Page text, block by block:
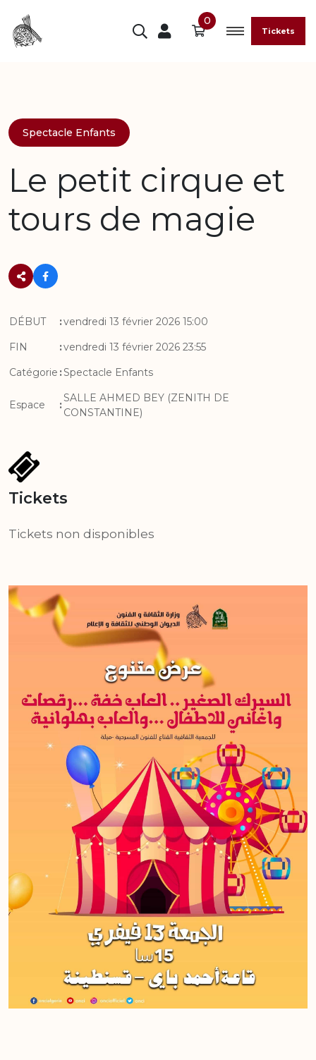
0
Tickets
Spectacle Enfants
Le petit cirque et
tours de magie
DÉBUT :vendredi 13 février 2026 15:00
FIN
:vendredi 13 février 2026 23:55
Catégorie :Spectacle Enfants
Espace :
SALLE AHMED BEY (ZENITH DE
CONSTANTINE)
Tickets
Tickets non disponibles